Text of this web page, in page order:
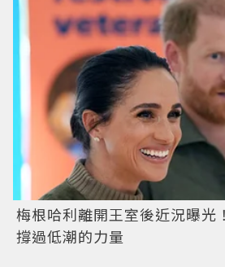
梅根哈利離開王室後近況曝光
撐過低潮的力量